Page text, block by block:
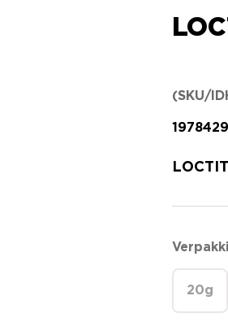
(SKU/
1978429
20g